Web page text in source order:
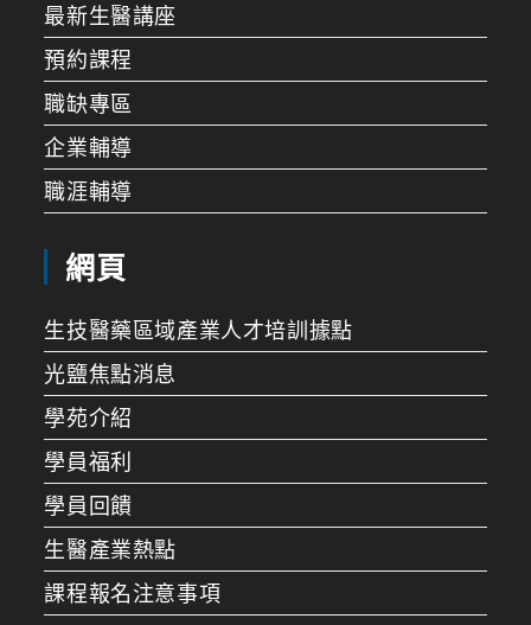
最新生醫講座
預約課程
職缺專區
企業輔導
職涯輔導
網頁
生技醫藥區域產業人才培訓據點
光鹽焦點消息
學苑介紹
學員福利
學員回饋
生醫產業熱點
課程報名注意事項